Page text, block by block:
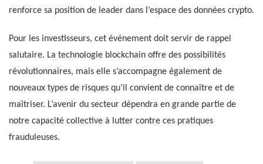
renforce sa position de leader dans l’espace des données crypto.
Pour les investisseurs, cet événement doit servir de rappel
salutaire. La technologie blockchain offre des possibilités
révolutionnaires, mais elle s’accompagne également de
nouveaux types de risques qu’il convient de connaître et de
maîtriser. L’avenir du secteur dépendra en grande partie de
notre capacité collective à lutter contre ces pratiques
frauduleuses.